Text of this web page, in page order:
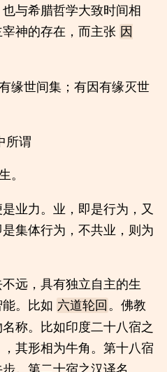
与希腊哲学大致时间相
神的存在，而主张 因
缘世间集；有因有缘灭世
所谓
。
业力。业，即是行为，又
集体行为，不共业，则为
远，具有独立自主的生
。比如 六道轮回 。佛教
称。比如印度二十八宿之
其形相为牛角。第十八宿
。第二十宿之汉译名